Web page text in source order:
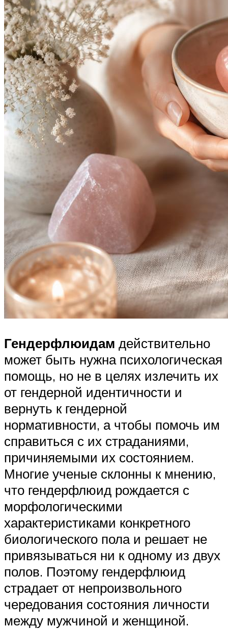
Гендерфлюидам действительно
может быть нужна психологическая
помощь, но не в целях излечить их
от гендерной идентичности и
вернуть к гендерной
нормативности, а чтобы помочь им
справиться с их страданиями,
причиняемыми их состоянием.
Многие ученые склонны к мнению,
что гендерфлюид рождается с
морфологическими
характеристиками конкретного
биологического пола и решает не
привязываться ни к одному из двух
полов. Поэтому гендерфлюид
страдает от непроизвольного
чередования состояния личности
между мужчиной и женщиной.